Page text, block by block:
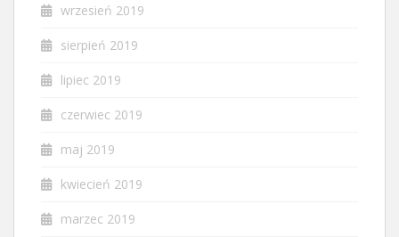
wrzesień 2019
sierpień 2019
lipiec 2019
czerwiec 2019
maj 2019
kwiecień 2019
marzec 2019